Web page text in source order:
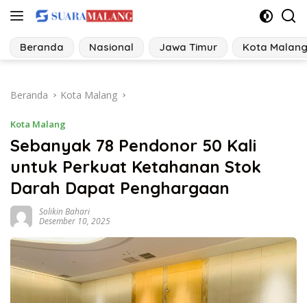
Langsung
konten
Beranda Nasional Jawa Timur Kota Malang
Beranda Kota Malang
Kota Malang
Sebanyak 78 Pendonor 50 Kali
untuk Perkuat Ketahanan Stok
Darah Dapat Penghargaan
Solikin Bahari
Desember 10, 2025